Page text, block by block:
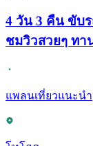
4 วัน 3 คืน ขับร
ชมวิวสวยๆ ทา
แพลนเที่ยวแนะนำ